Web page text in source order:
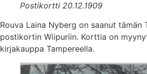
Postikortti 20.12.1909
Rouva Laina Nyberg on saanut tämän
postikortin Wiipuriin. Korttia on
kirjakauppa Tampereella.